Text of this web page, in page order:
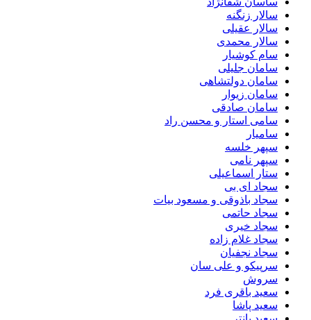
سالار زنگنه
سالار عقیلی
سالار محمدی
سام کوشیار
سامان جلیلی
سامان دولتشاهی
سامان زیوار
سامان صادقی
سامی استار و محسن راد
سامیار
سپهر خلسه
سپهر نامی
ستار اسماعیلی
سجاد ای بی
سجاد باذوقی و مسعود بیات
سجاد حاتمی
سجاد خیری
سجاد غلام زاده
سجاد نجفیان
سرپیکو و علی سان
سروش
سعید باقری فرد
سعید پاشا